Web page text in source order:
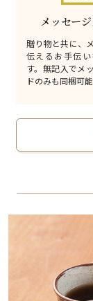
メッセー
贈り物と共に、
伝えるお手伝
す。無記入でメ
ドのみも同梱可能